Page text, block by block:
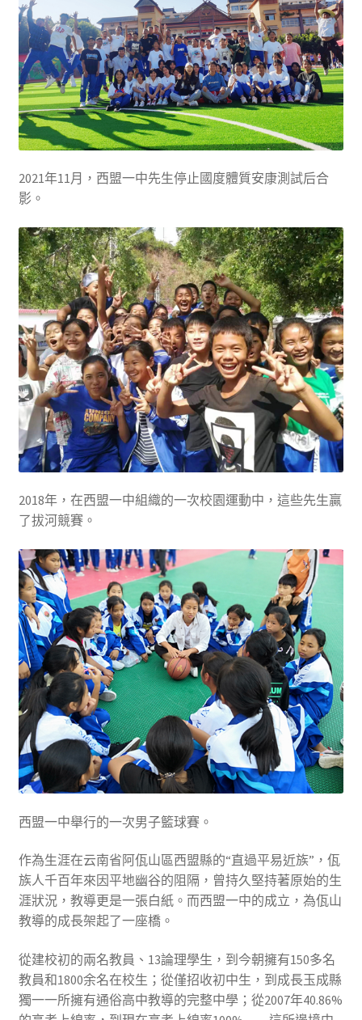
2021年11月，西盟一中先生停止國度體質安康測試后合
影。
2018年，在西盟一中組織的一次校園運動中，這些先生贏
了拔河競賽。
西盟一中舉行的一次男子籃球賽。
作為生涯在云南省阿佤山區西盟縣的“直過平易近族”，佤
族人千百年來因平地幽谷的阻隔，曾持久堅持著原始的生
涯狀況，教導更是一張白紙。而西盟一中的成立，為佤山
教導的成長架起了一座橋。
從建校初的兩名教員、13論理學生，到今朝擁有150多名
教員和1800余名在校生；從僅招收初中生，到成長玉成縣
獨一一所擁有通俗高中教導的完整中學；從2007年40.86%